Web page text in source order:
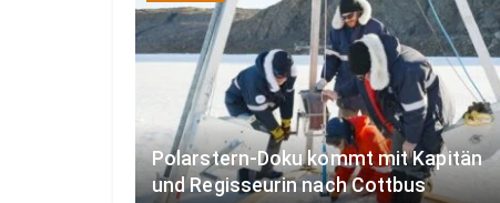
Polarstern-Doku kommt mit Kapitän
und Regisseurin nach Cottbus